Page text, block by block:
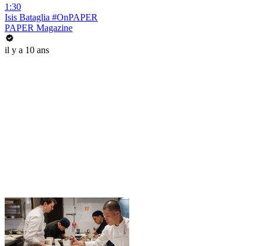
1:30
Isis Bataglia #OnPAPER
PAPER Magazine
il y a 10 ans